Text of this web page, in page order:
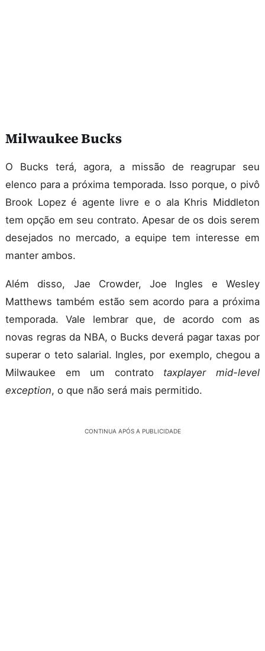
Milwaukee Bucks
O Bucks terá, agora, a missão de reagrupar seu
elenco para a próxima temporada. Isso porque, o pivô
Brook Lopez é agente livre e o ala Khris Middleton
tem opção em seu contrato. Apesar de os dois serem
desejados no mercado, a equipe tem interesse em
manter ambos.
Além disso, Jae Crowder, Joe Ingles e Wesley
Matthews também estão sem acordo para a próxima
temporada. Vale lembrar que, de acordo com as
novas regras da NBA, o Bucks deverá pagar taxas por
superar o teto salarial. Ingles, por exemplo, chegou a
Milwaukee em um contrato taxplayer mid-level
exception, o que não será mais permitido.
CONTINUA APÓS A PUBLICIDADE